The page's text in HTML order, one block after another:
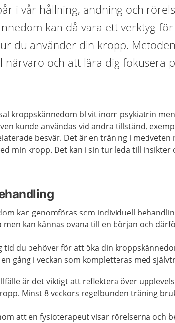
i vår hållning, andning och
kan då vara ett verktyg
du använder din kropp.
närvaro och att lära dig fokusera
kroppskännedom blivit inom psykiatrin
kunde användas vid andra tillstånd,
besvär. Det är en träning i medveten
min kropp. Det kan i sin tur leda till insikter
kan genomföras som individuell
men kan kännas ovana till en början och
tid du behöver för att öka din
gång i veckan som kompletteras med
är det viktigt att reflektera över
Minst 8 veckors regelbunden träning
att en fysioterapeut visar rörelserna och